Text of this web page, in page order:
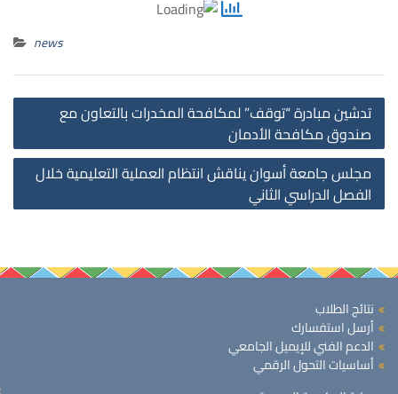
news
تدشين مبادرة “توقف” لمكافحة المخدرات بالتعاون مع
صندوق مكافحة الأدمان
مجلس جامعة أسوان يناقش انتظام العملية التعليمية خلال
الفصل الدراسي الثاني
نتائج الطلاب
أرسل استفسارك
الدعم الفني للإيميل الجامعي
أساسيات التحول الرقمي